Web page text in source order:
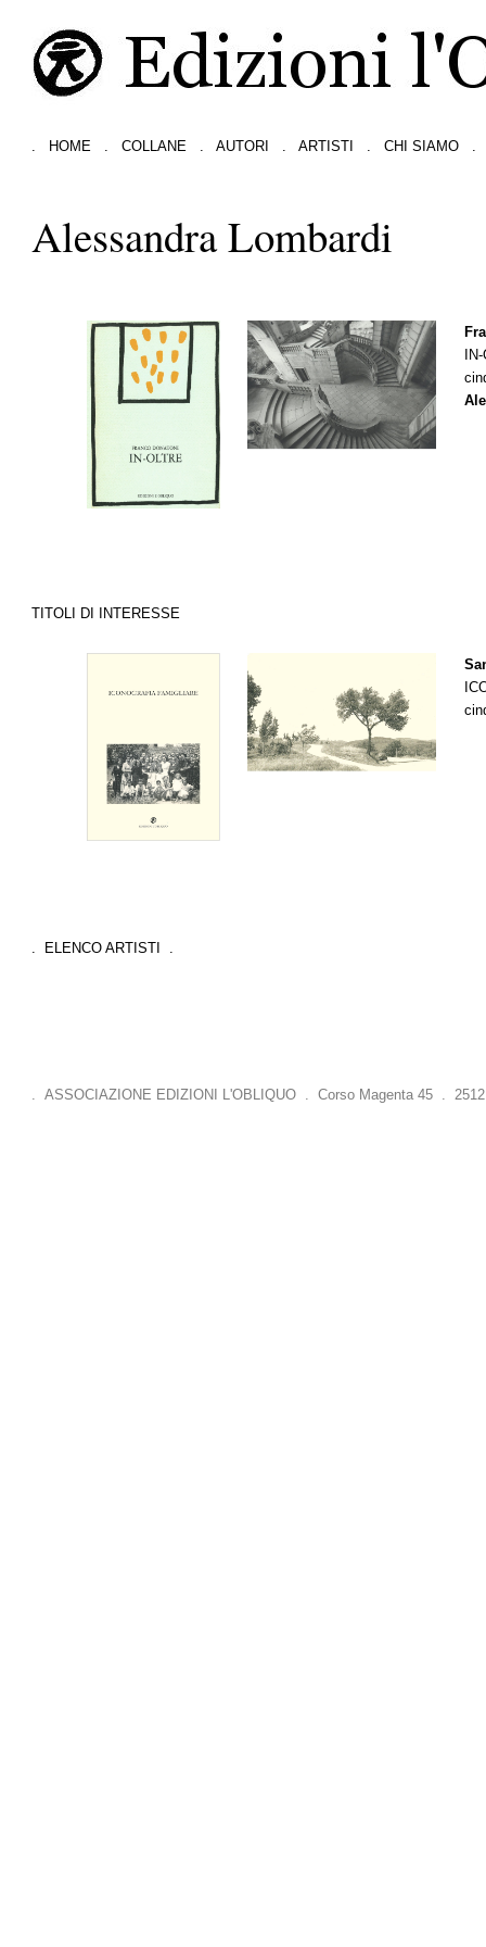
HOME COLLANE AUTORI ARTISTI CHI SIAMO
Alessandra Lombardi
TITOLI DI INTERESSE
. ELENCO ARTISTI .
. ASSOCIAZIONE EDIZIONI L'OBLIQUO . Corso Magenta 45 .